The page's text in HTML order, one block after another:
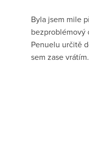
Byla jsem mile
bezproblémový
Penuelu určitě
sem zase